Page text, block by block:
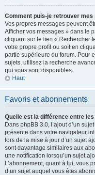
Comment puis-je retrouver
Vos propres messages peuvent
Afficher vos messages » dans le
cliquant sur le lien « Rechercher
votre propre profil ou soit en
partie supérieure du forum. Pour
sujets, utilisez la recherche
qui vous sont disponibles.
Haut
Favoris et abonnements
Quelle est la différence entre
Dans phpBB 3.0, l’ajout d’un
présente dans votre navigateur
lors de la mise à jour d’un sujet
sont davantage similaires aux
une notification lorsqu’un sujet
L’abonnement, quant à lui, vous
d’un sujet auquel vous êtes